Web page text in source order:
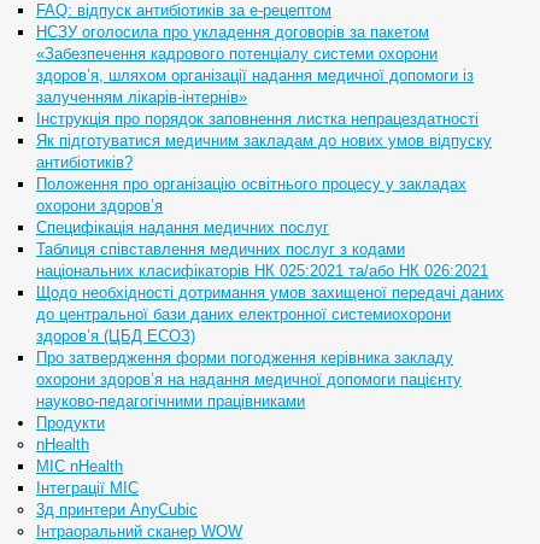
FAQ: відпуск антибіотиків за е-рецептом
НСЗУ оголосила про укладення договорів за пакетом
«Забезпечення кадрового потенціалу системи охорони
здоров’я, шляхом організації надання медичної допомоги із
залученням лікарів-інтернів»
Інструкція про порядок заповнення листка непрацездатності
Як підготуватися медичним закладам до нових умов відпуску
антибіотиків?
Положення про організацію освітнього процесу у закладах
охорони здоров’я
Специфікація надання медичних послуг
Таблиця співставлення медичних послуг з кодами
національних класифікаторів НК 025:2021 та/або НК 026:2021
Щодо необхідності дотримання умов захищеної передачі даних
до центральної бази даних електронної системиохорони
здоров’я (ЦБД ЕСОЗ)
Про затвердження форми погодження керівника закладу
охорони здоров’я на надання медичної допомоги пацієнту
науково-педагогічними працівниками
Продукти
nHealth
МІС nHealth
Інтеграції МІС
3д принтери AnyCubic
Інтраоральний сканер WOW